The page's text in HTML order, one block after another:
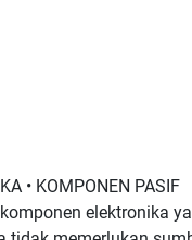
• KOMPONEN PASIF
elektronika